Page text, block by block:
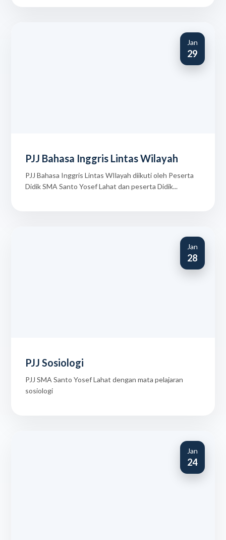
Jan
29
PJJ Bahasa Inggris Lintas Wilayah
PJJ Bahasa Inggris Lintas WIlayah diikuti oleh Peserta
Didik SMA Santo Yosef Lahat dan peserta Didik...
Jan
28
PJJ Sosiologi
PJJ SMA Santo Yosef Lahat dengan mata pelajaran
sosiologi
Jan
24